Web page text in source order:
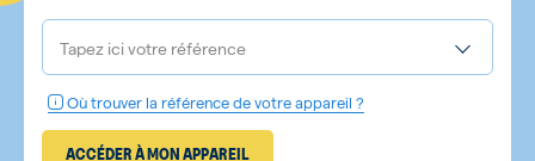
Tapez ici votre référence
Où trouver la référence de votre appareil ?
ACCÉDER À MON APPAREIL